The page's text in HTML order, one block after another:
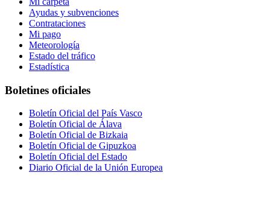
Ayudas y subvenciones
Contrataciones
Mi pago
Meteorología
Estado del tráfico
Estadística
Boletines oficiales
Boletín Oficial del País Vasco
Boletín Oficial de Álava
Boletín Oficial de Bizkaia
Boletín Oficial de Gipuzkoa
Boletín Oficial del Estado
Diario Oficial de la Unión Europea